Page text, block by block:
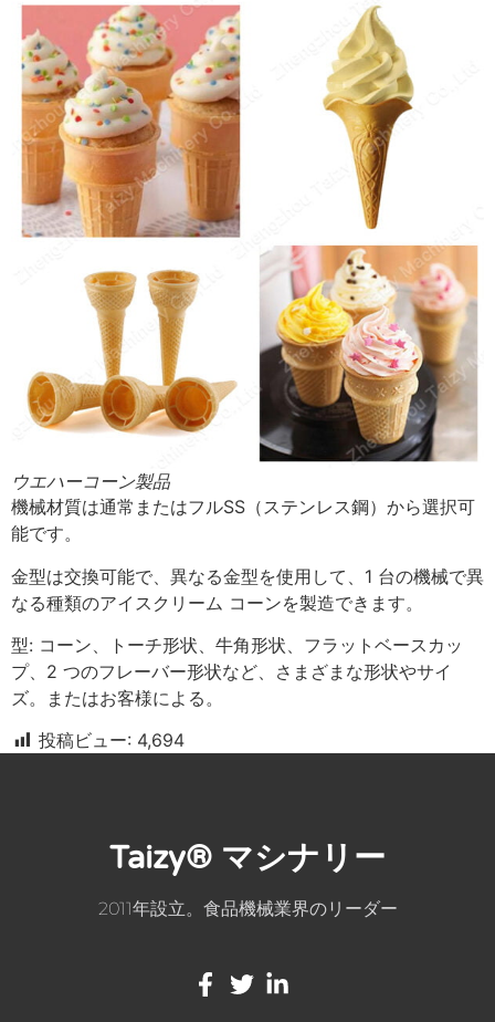
ウエハーコーン製品
機械材質は通常またはフルSS（ステンレス鋼）から選択可
能です。
金型は交換可能で、異なる金型を使用して、1 台の機械で異
なる種類のアイスクリーム コーンを製造できます。
型: コーン、トーチ形状、牛角形状、フラットベースカッ
プ、2 つのフレーバー形状など、さまざまな形状やサイ
ズ。またはお客様による。
投稿ビュー: 4,694
Taizy® マシナリー
2011年設立。食品機械業界のリーダー